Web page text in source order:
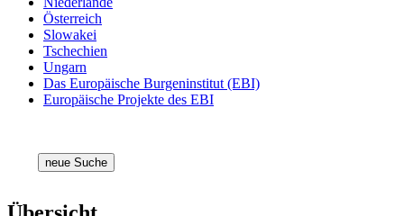
Österreich
Slowakei
Tschechien
Ungarn
Das Europäische Burgeninstitut (EBI)
Europäische Projekte des EBI
neue Suche